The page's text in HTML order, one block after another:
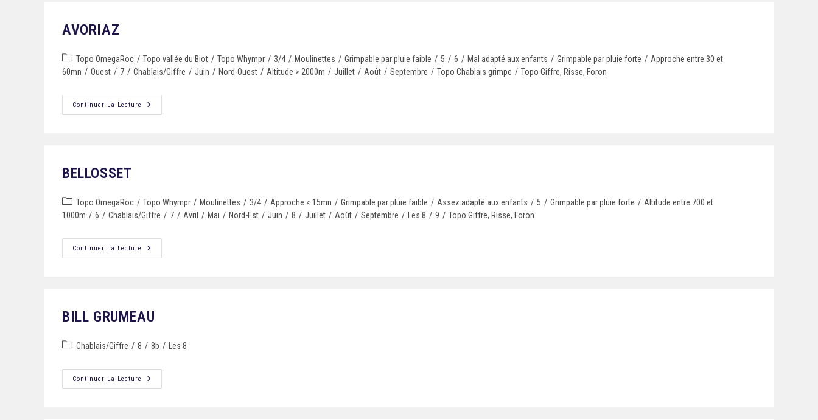
AVORIAZ
Topo OmegaRoc / Topo vallée du Biot / Topo Whympr / 3/4 / Moulinettes / Grimpable par pluie faible / 5 / 6 / Mal adapté aux enfants / Grimpable par pluie forte / Approche entre 30 et
60mn / Ouest / 7 / Chablais/Giffre / Juin / Nord-Ouest / Altitude > 2000m / Juillet / Août / Septembre / Topo Chablais grimpe / Topo Giffre, Risse, Foron
Continuer La Lecture
BELLOSSET
Topo OmegaRoc / Topo Whympr / Moulinettes / 3/4 / Approche < 15mn / Grimpable par pluie faible / Assez adapté aux enfants / 5 / Grimpable par pluie forte / Altitude entre 700 et
1000m / 6 / Chablais/Giffre / 7 / Avril / Mai / Nord-Est / Juin / 8 / Juillet / Août / Septembre / Les 8 / 9 / Topo Giffre, Risse, Foron
Continuer La Lecture
BILL GRUMEAU
Chablais/Giffre / 8 / 8b / Les 8
Continuer La Lecture